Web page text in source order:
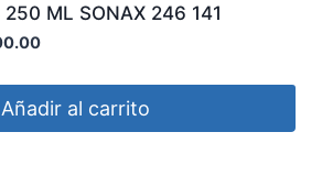
ML SONAX 246 141
Añadir al carrito